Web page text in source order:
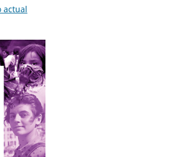
actual